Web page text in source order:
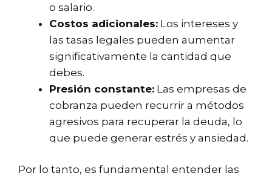
o salario.
Costos adicionales: Los intereses y
las tasas legales pueden aumentar
significativamente la cantidad que
debes.
Presión constante: Las empresas de
cobranza pueden recurrir a métodos
agresivos para recuperar la deuda, lo
que puede generar estrés y ansiedad.
Por lo tanto, es fundamental entender las